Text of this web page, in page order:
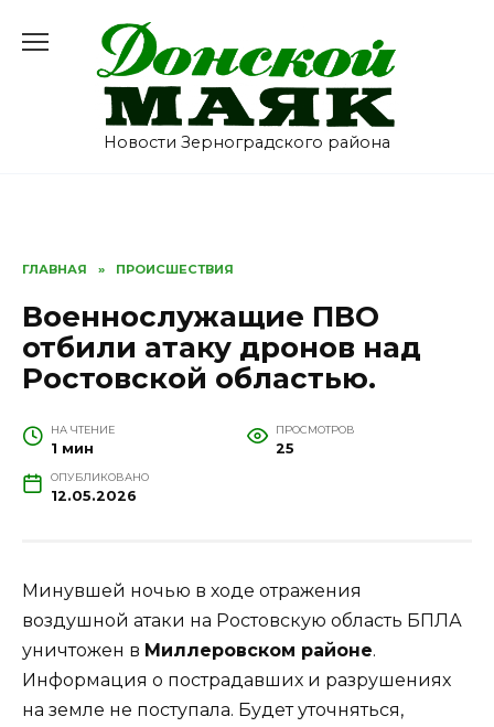
содержанию
Новости Зерноградского района
ГЛАВНАЯ » ПРОИСШЕСТВИЯ
Военнослужащие ПВО
отбили атаку дронов над
Ростовской областью.
НА ЧТЕНИЕ
1 мин
ПРОСМОТРОВ
25
ОПУБЛИКОВАНО
12.05.2026
Минувшей ночью в ходе отражения
воздушной атаки на Ростовскую область БПЛА
уничтожен в Миллеровском районе.
Информация о пострадавших и разрушениях
на земле не поступала. Будет уточняться,